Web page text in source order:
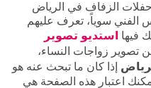
الزفاف في الرياض
الفني سوياً، تعرف عليهم
فيها
استديو تصوير
تصوير زواجات النساء،
إذا كان ما تبحث عنه هو
اعتبار هذه الصفحة هي